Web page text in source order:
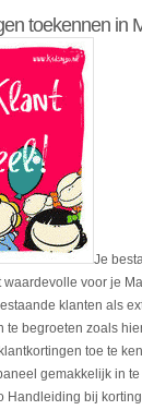
toekennen in
Je
voor je
klanten als
te begroeten zoals
toe te
gemakkelijk in
Handleiding bij